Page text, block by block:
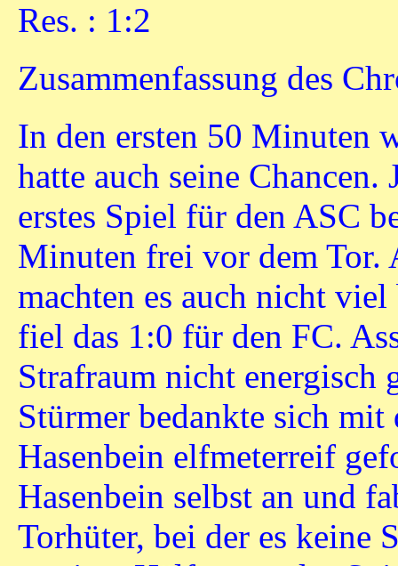
Res. : 1:2
Zusammenfassung des
In den ersten 50 Minuten
hatte auch seine
erstes Spiel für den ASC
Minuten frei vor dem Tor.
machten es auch nicht
fiel das 1:0 für den FC.
Strafraum nicht energisch
Stürmer bedankte sich
Hasenbein elfmeterreif
Hasenbein selbst an und
Torhüter, bei der es keine